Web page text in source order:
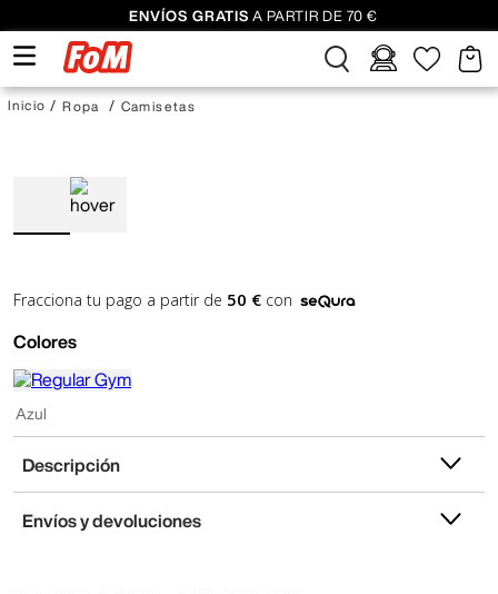
ENVÍOS GRATIS A PARTIR DE 70 €
Ropa Camisetas
Fracciona tu pago a partir de 50 € con
Colores
Azul
Descripción
Envíos y devoluciones